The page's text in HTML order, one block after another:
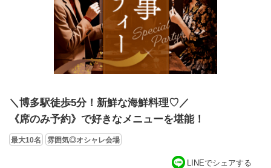
＼博多駅徒歩5分！新鮮な海鮮料理♡／
《席のみ予約》で好きなメニューを堪能！
最大10名 雰囲気◎オシャレ会場
LINEでシェアする